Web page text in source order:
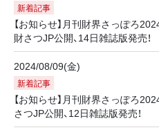
新着記事
【お知らせ】月刊財界さっぽろ
財さつJP公開、14日雑誌版発売！
2024/08/09(金)
新着記事
【お知らせ】月刊財界さっぽろ
さつJP公開、12日雑誌版発売！